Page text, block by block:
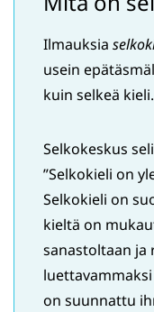
Ilmauksia
usein
kuin selkeä kieli.
Selkokeskus
”Selkokieli on
Selkokieli on
kieltä on
sanastoltaan ja
on suunnattu